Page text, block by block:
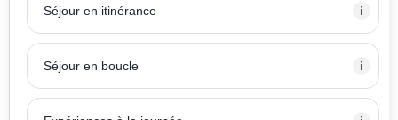
Séjour en itinérance i
Séjour en boucle i